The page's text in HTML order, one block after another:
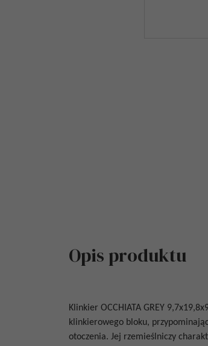
Opis produktu
Klinkier OCCHIATA GREY
klinkierowego bloku,
otoczenia. Jej rzemieślniczy